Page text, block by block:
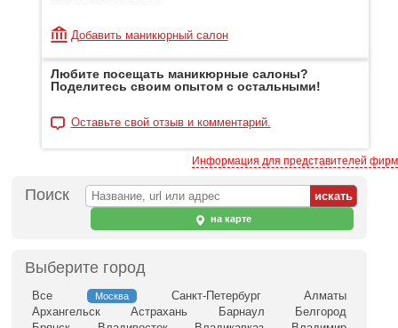
Добавить маникюрный салон
Любите посещать маникюрные салоны?
Поделитесь своим опытом с остальными!
Оставьте свой отзыв и комментарий.
Информация для представителей фирм
Поиск
на карте
Выберите город
Все Москва Санкт-Петербург
Алматы
Архангельск
Астрахань Барнаул
Белгород